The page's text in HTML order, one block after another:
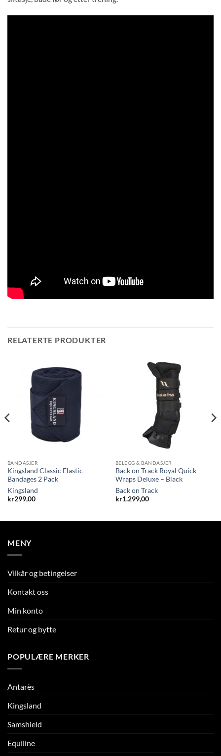
RELATERTE PRODUKTER
BANDASJER
Kingsland Classic Elastic
Bandages 2 Pack
Kingsland
kr299,00
BELEGG & BANDASJER
Back on Track Royal Quick
Wraps Deluxe – Black
Back on Track
kr1.299,00
MENY
Vilkår og betingelser
Kontakt oss
Min konto
Retur og bytte
POPULÆRE MERKER
Antarès
Kingsland
Samshield
Equiline